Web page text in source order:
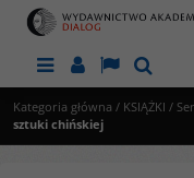
MenuPanelLangSzukaj
Kategoria główna / KSIĄŻKI /
sztuki chińskiej